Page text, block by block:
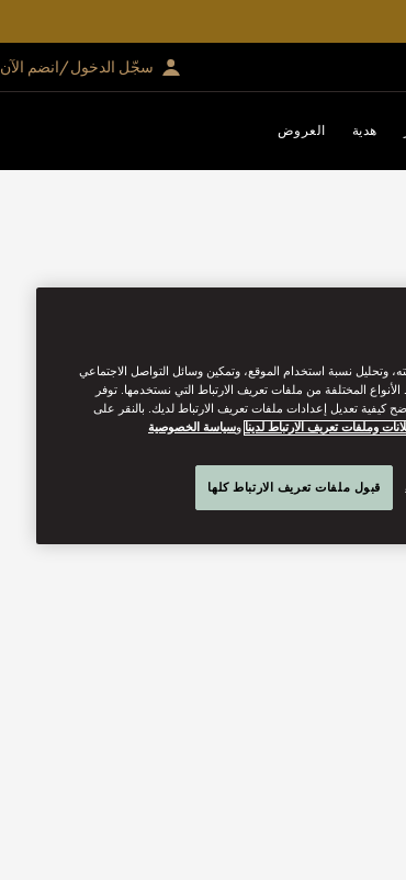
سجّل الدخول/انضم الآن
هدية العروض
وتحليل نسبة استخدام الموقع، وتمكين وسائل التواصل الاجتماعي
المختلفة من ملفات تعريف الارتباط التي نستخدمها. توفر
كيفية تعديل إعدادات ملفات تعريف الارتباط لديك. بالنقر على
وملفات تعريف الارتباط لدينا وسياسة الخصوصية
قبول ملفات تعريف الارتباط كلها